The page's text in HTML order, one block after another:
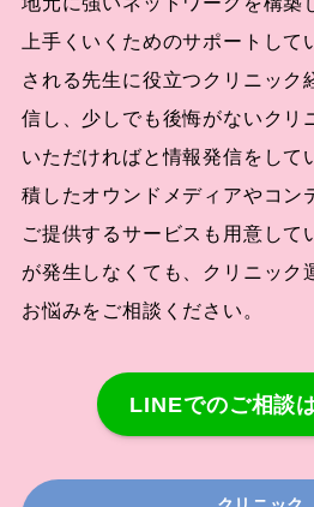
上手くいくためのサポートし
される先生に役立つクリニック
信し、少しでも後悔がないクリ
いただければと情報発信をして
積したオウンドメディアやコン
ご提供するサービスも用意して
が発生しなくても、クリニック
お悩みをご相談ください。
LINEでのご相談